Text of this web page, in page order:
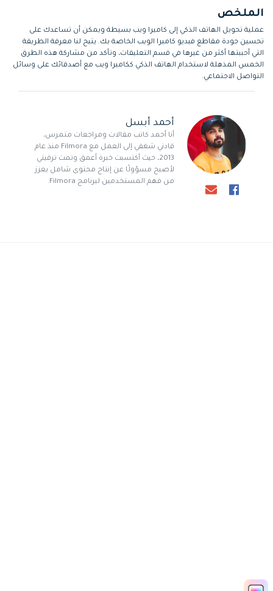
الملخص
عملية تحويل الهاتف الذكي إلى كاميرا ويب بسيطة ويمكن أن تساعدك على
تحسين جودة مقاطع فيديو كاميرا الويب الخاصة بك. يتيح لنا معرفة الطريقة
التي أحببتها أكثر من غيرها في قسم التعليقات، وتأكد من مشاركة هذه الطرق
الخمس المذهلة لاستخدام الهاتف الذكي ككاميرا ويب مع أصدقائك على وسائل
التواصل الاجتماعي.
أحمد أبسل
أنا أحمد كاتب مقالات ومراجعات متمرس،
قادني شغفي إلى العمل مع Filmora منذ عام
2013، حيث أكتسبت خبرة أعمق وتمت ترقيتي
لأصبح مسؤولًا عن إنتاج محتوى شامل يعزز
من فهم المستخدمين لبرنامج Filmora.